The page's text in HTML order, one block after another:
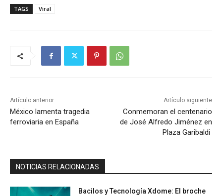
TAGS Viral
Artículo anterior
México lamenta tragedia
ferroviaria en España
Artículo siguiente
Conmemoran el centenario
de José Alfredo Jiménez en
Plaza Garibaldi
NOTICIAS RELACIONADAS
Bacilos y Tecnología Xdome: El broche